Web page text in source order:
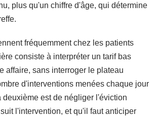
plus qu'un chiffre d'âge, qui détermine
fréquemment chez les patients
consiste à interpréter un tarif bas
affaire, sans interroger le plateau
d'interventions menées chaque jour
deuxième est de négliger l'éviction
l'intervention, et qu'il faut anticiper